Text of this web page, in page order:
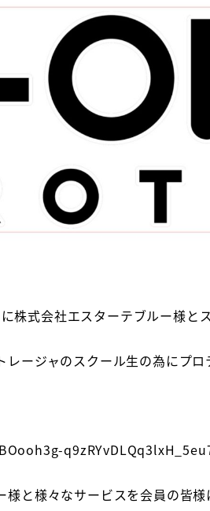
株式会社エスターテブルー様と
ージャのスクール生の為にプ
と様々なサービスを会員の皆様